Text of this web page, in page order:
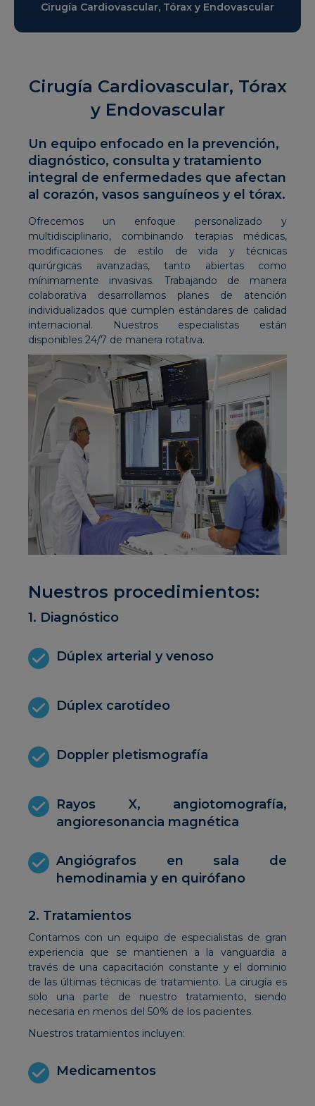
Cirugía Cardiovascular, Tórax y Endovascular
Cirugía Cardiovascular, Tórax
y Endovascular
Un equipo enfocado en la prevención,
diagnóstico, consulta y tratamiento
integral de enfermedades que afectan
al corazón, vasos sanguíneos y el tórax.
Ofrecemos un enfoque personalizado y
multidisciplinario, combinando terapias médicas,
modificaciones de estilo de vida y técnicas
quirúrgicas avanzadas, tanto abiertas como
mínimamente invasivas. Trabajando de manera
colaborativa desarrollamos planes de atención
individualizados que cumplen estándares de calidad
internacional. Nuestros especialistas están
disponibles 24/7 de manera rotativa.
Nuestros procedimientos:
1. Diagnóstico
Dúplex arterial y venoso
Dúplex carotídeo
Doppler pletismografía
Rayos X, angiotomografía,
angioresonancia magnética
Angiógrafos en sala de
hemodinamia y en quirófano
2. Tratamientos
Contamos con un equipo de especialistas de gran
experiencia que se mantienen a la vanguardia a
través de una capacitación constante y el dominio
de las últimas técnicas de tratamiento. La cirugía es
solo una parte de nuestro tratamiento, siendo
necesaria en menos del 50% de los pacientes.
Nuestros tratamientos incluyen:
Medicamentos